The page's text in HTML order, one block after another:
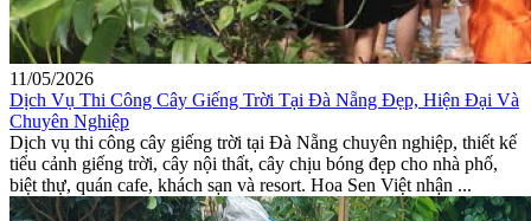
11/05/2026
Dịch Vụ Thi Công Cây Giếng Trời Tại Đà Nẵng Đẹp, Hiện Đại Và
Chuyên Nghiệp
Dịch vụ thi công cây giếng trời tại Đà Nẵng chuyên nghiệp, thiết kế
tiểu cảnh giếng trời, cây nội thất, cây chịu bóng đẹp cho nhà phố,
biệt thự, quán cafe, khách sạn và resort. Hoa Sen Việt nhận ...